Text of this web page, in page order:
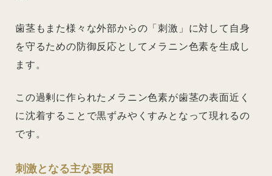
歯茎もまた様々な外部からの「刺激」に対して自身
を守るための防御反応としてメラニン色素を生成し
ます。
この過剰に作られたメラニン色素が歯茎の表面近く
に沈着することで黒ずみやくすみとなって現れるの
です。
刺激となる主な要因